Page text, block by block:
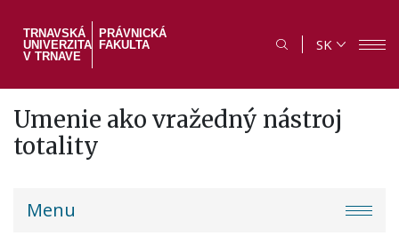
hlavný
TRNAVSKÁ
UNIVERZITA
V TRNAVE
PRÁVNICKÁ
FAKULTA
SK
Umenie ako vražedný nástroj
totality
PF
Menu